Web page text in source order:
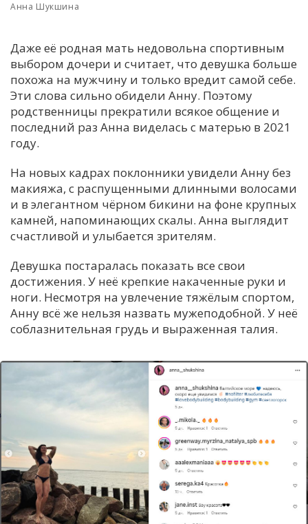
Анна Шукшина
Даже её родная мать недовольна спортивным
выбором дочери и считает, что девушка больше
похожа на мужчину и только вредит самой себе.
Эти слова сильно обидели Анну. Поэтому
родственницы прекратили всякое общение и
последний раз Анна виделась с матерью в 2021
году.
На новых кадрах поклонники увидели Анну без
макияжа, с распущенными длинными волосами
и в элегантном чёрном бикини на фоне крупных
камней, напоминающих скалы. Анна выглядит
счастливой и улыбается зрителям.
Девушка постаралась показать все свои
достижения. У неё крепкие накаченные руки и
ноги. Несмотря на увлечение тяжёлым спортом,
Анну всё же нельзя назвать мужеподобной. У неё
соблазнительная грудь и выраженная талия.